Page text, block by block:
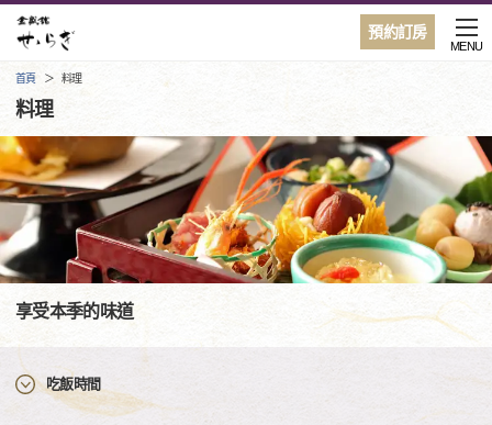
預約訂房
MENU
首頁 料理
料理
享受本季的味道
吃飯時間